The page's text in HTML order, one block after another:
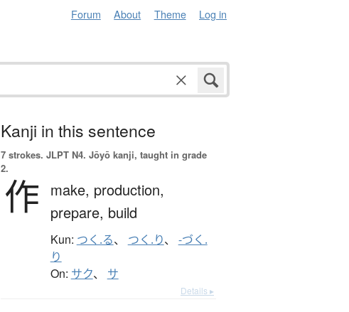
Forum About Theme Log in
Kanji in this sentence
7 strokes. JLPT N4. Jōyō kanji, taught in grade
2.
作 make, production,
prepare, build
Kun: つく.る、 つく.り、 -づく.
り
On: サク、 サ
Details ▸